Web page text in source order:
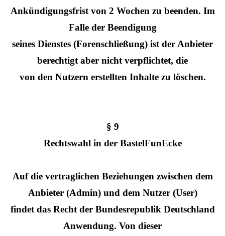
Ankündigungsfrist von 2 Wochen zu beenden. Im
Falle der Beendigung
seines Dienstes (Forenschließung) ist der Anbieter
berechtigt aber nicht verpflichtet, die
von den Nutzern erstellten Inhalte zu löschen.
§ 9
Rechtswahl in der BastelFunEcke
Auf die vertraglichen Beziehungen zwischen dem
Anbieter (Admin) und dem Nutzer (User)
findet das Recht der Bundesrepublik Deutschland
Anwendung. Von dieser